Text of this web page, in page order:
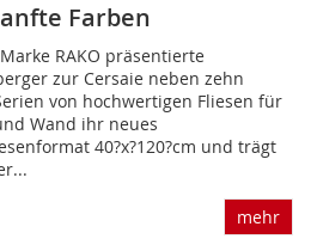
Farben
RAKO präsentierte
zur Cersaie neben zehn
von hochwertigen Fliesen für
Wand ihr neues
40?x?120?cm und trägt
mehr